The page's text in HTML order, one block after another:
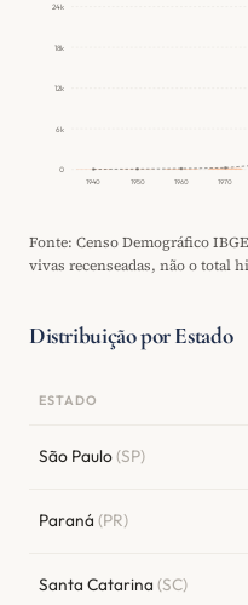
0
6k
12k
18k
24k
1940 1950 1960 1970
Fonte: Censo Demográfico
vivas recenseadas, não o total
Distribuição por Estado
ESTADO
São Paulo(SP)
Paraná (PR)
Santa Catarina (SC)